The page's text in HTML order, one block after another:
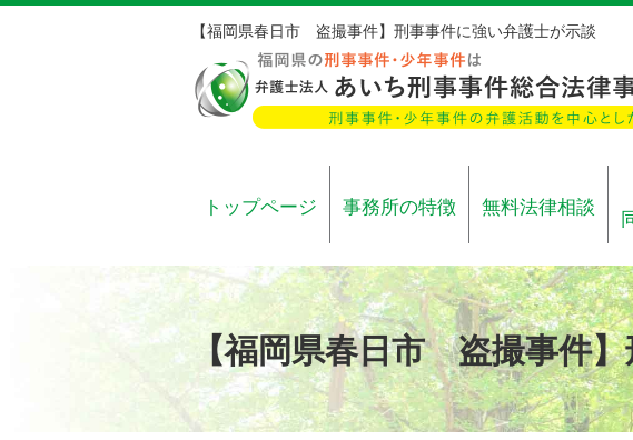
【福岡県春日市 盗撮事件】刑事事件に強い弁護士が示談
トップページ 事務所の特徴 無料法律相談
【福岡県春日市 盗撮事件